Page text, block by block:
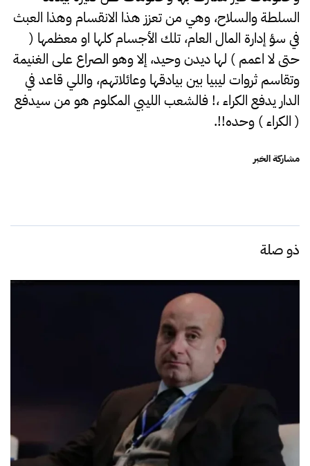
السلطة والسلاح، وهي من تعزز هذا الانقسام وهذا العبث
في سؤ إدارة المال العام، تلك الأجسام كلها او معظمها (
حتى لا اعمم ) لها ديدن وحيد، إلا وهو الصراع على الغنيمة
وتقاسم ثروات ليبيا بين بيادقها وعائلاتهم، واللي قاعد في
الدار يدفع الكراء ،! فالشعب الليبي المكلوم هو من سيدفع
( الكراء ) وحده!!.
مشاركة الخبر
ذو صلة